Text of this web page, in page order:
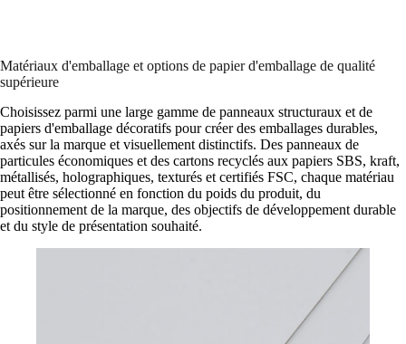
Matériaux d'emballage et options de papier d'emballage de qualité
supérieure
Choisissez parmi une large gamme de panneaux structuraux et de
papiers d'emballage décoratifs pour créer des emballages durables,
axés sur la marque et visuellement distinctifs. Des panneaux de
particules économiques et des cartons recyclés aux papiers SBS, kraft,
métallisés, holographiques, texturés et certifiés FSC, chaque matériau
peut être sélectionné en fonction du poids du produit, du
positionnement de la marque, des objectifs de développement durable
et du style de présentation souhaité.